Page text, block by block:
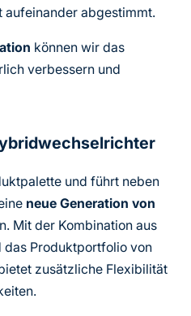
aufeinander abgestimmt.
können wir das
verbessern und
und führt neben
neue Generation von
Mit der Kombination aus
das Produktportfolio von
zusätzliche Flexibilität